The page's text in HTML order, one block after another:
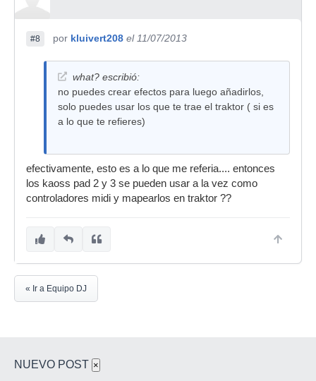
#8 por kluivert208 el 11/07/2013
what? escribió:
no puedes crear efectos para luego añadirlos,
solo puedes usar los que te trae el traktor ( si es
a lo que te refieres)
efectivamente, esto es a lo que me referia.... entonces
los kaoss pad 2 y 3 se pueden usar a la vez como
controladores midi y mapearlos en traktor ??
« Ir a Equipo DJ
NUEVO POST ×